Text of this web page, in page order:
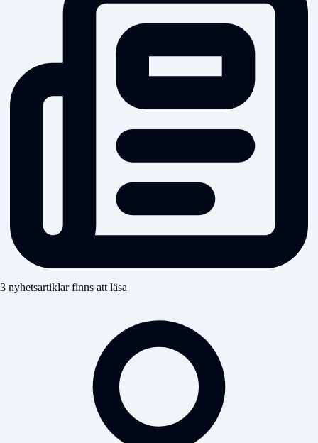
3 nyhetsartiklar finns att läsa